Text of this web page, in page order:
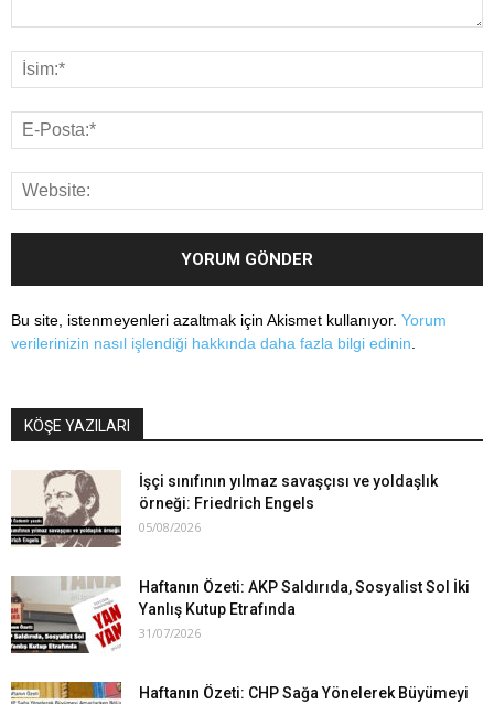
Bu site, istenmeyenleri azaltmak için Akismet kullanıyor. Yorum
verilerinizin nasıl işlendiği hakkında daha fazla bilgi edinin
KÖŞE YAZILARI
İşçi sınıfının yılmaz savaşçısı ve yoldaşlık
örneği: Friedrich Engels
05/08/2026
Haftanın Özeti: AKP Saldırıda, Sosyalist Sol İki
Yanlış Kutup Etrafında
31/07/2026
Haftanın Özeti: CHP Sağa Yönelerek Büyümeyi